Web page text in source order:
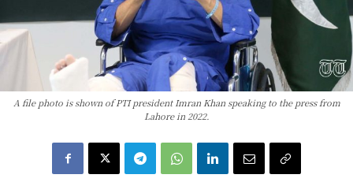
A file photo is shown of PTI president Imran Khan speaking to the press from
Lahore in 2022.